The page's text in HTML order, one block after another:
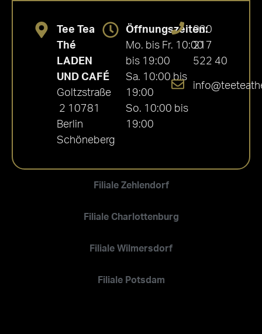
Filiale Zehlendorf
Filiale Charlottenburg
Filiale Wilmersdorf
Filiale Potsdam
Tee Tea
Thé
LADEN
UND CAFÉ
Goltzstraße
2 10781
Berlin
Schöneberg
Öffnungszeiten:
Mo. bis Fr. 10:00
bis 19:00
Sa. 10:00 bis
19:00
So. 10:00 bis
19:00
030
217
522 40